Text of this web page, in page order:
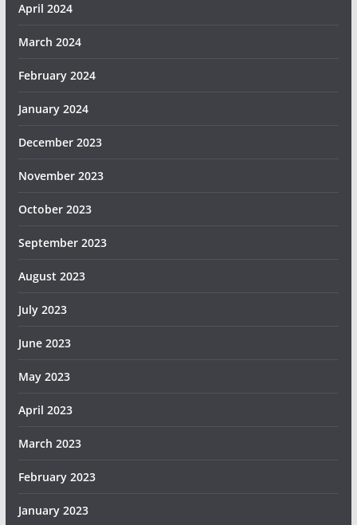
April 2024
March 2024
February 2024
January 2024
December 2023
November 2023
October 2023
September 2023
August 2023
July 2023
June 2023
May 2023
April 2023
March 2023
February 2023
January 2023